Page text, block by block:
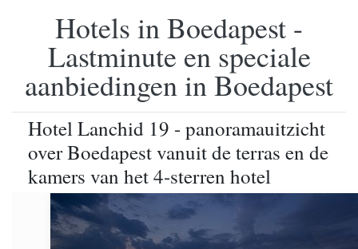
Hotels in Boedapest -
Lastminute en speciale
aanbiedingen in Boedapest
Hotel Lanchid 19 - panoramauitzicht
over Boedapest vanuit de terras en de
kamers van het 4-sterren hotel